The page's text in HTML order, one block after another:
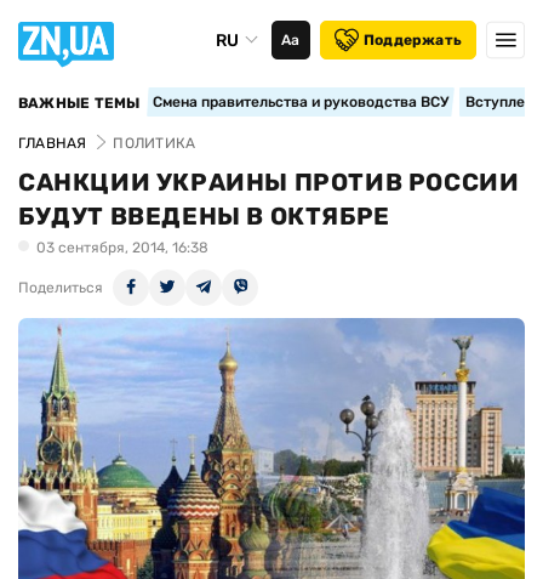
RU Аа Поддержать
ВАЖНЫЕ ТЕМЫ Смена правительства и руководства ВСУ
ГЛАВНАЯ ПОЛИТИКА
САНКЦИИ УКРАИНЫ ПРОТИВ РОССИИ
БУДУТ ВВЕДЕНЫ В ОКТЯБРЕ
03 сентября, 2014, 16:38
Поделиться